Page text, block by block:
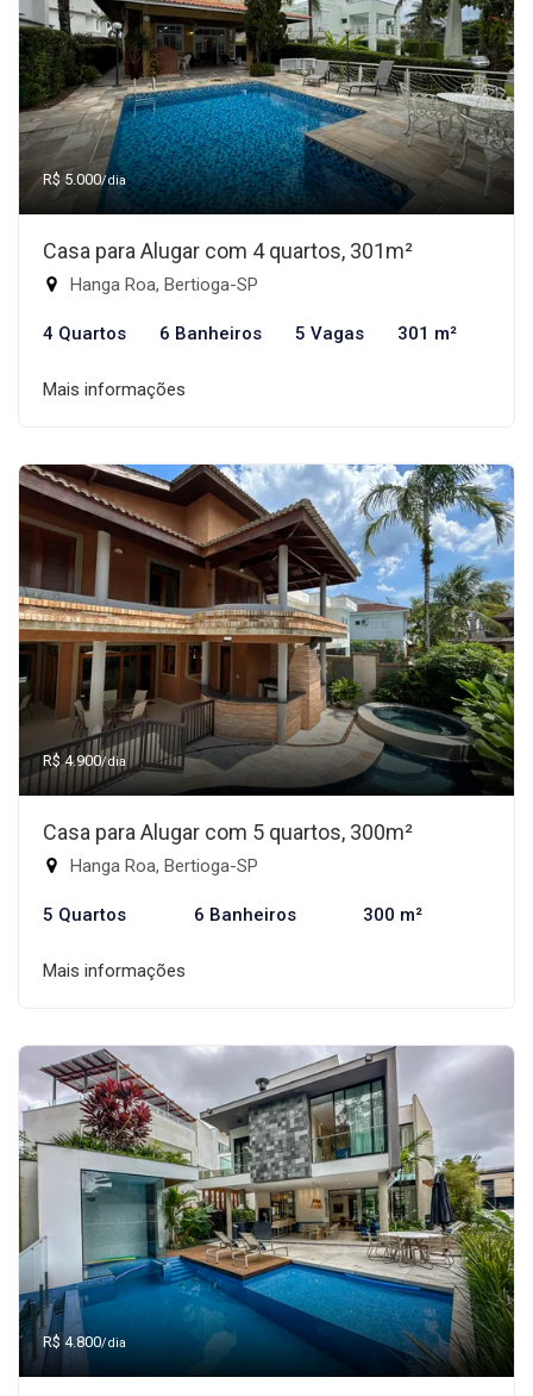
R$ 5.000/dia
Casa para Alugar com 4 quartos, 301m²
Hanga Roa, Bertioga-SP
4 Quartos 6 Banheiros 5 Vagas 301 m²
Mais informações
R$ 4.900/dia
Casa para Alugar com 5 quartos, 300m²
Hanga Roa, Bertioga-SP
5 Quartos 6 Banheiros 300 m²
Mais informações
R$ 4.800/dia